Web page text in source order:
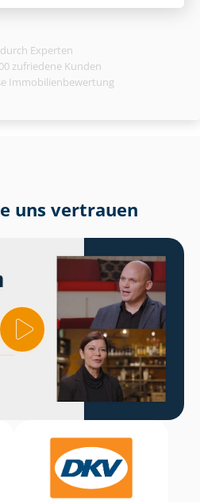
Experten
zufriedene Kunden
Immobilienbewertung
uns vertrauen